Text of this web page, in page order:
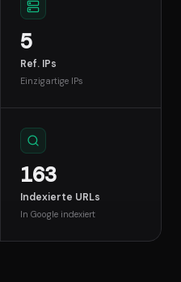
5
Ref. IPs
Einzigartige IPs
163
Indexierte URLs
In Google indexiert